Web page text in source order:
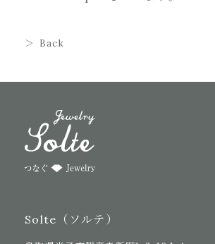
Back
Solte（ソルテ）